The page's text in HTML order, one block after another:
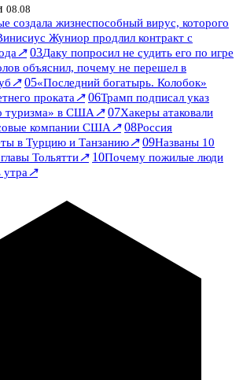
08.08
создала жизнеспособный вирус, которого
Жуниор продлил контракт с
↗ 03Даку попросил не судить его по игре
объяснил, почему не перешел в
↗ 05«Последний богатырь. Колобок»
проката↗ 06Трамп подписал указ
туризма» в США↗ 07Хакеры атаковали
компании США↗ 08Россия
в Турцию и Танзанию↗ 09Названы 10
Тольятти↗ 10Почему пожилые люди
утра↗